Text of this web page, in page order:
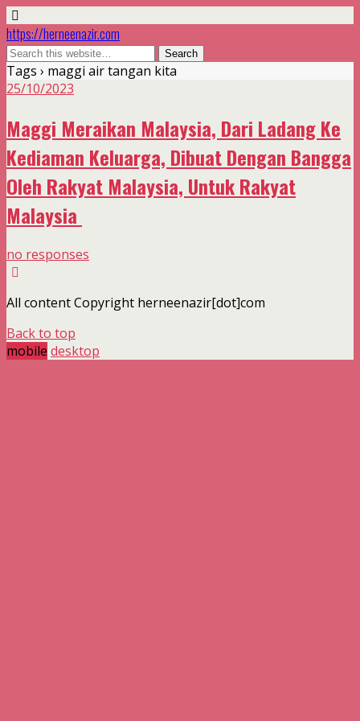
https://herneenazir.com
Tags › maggi air tangan kita
25/10/2023
Maggi Meraikan Malaysia, Dari Ladang Ke
Kediaman Keluarga, Dibuat Dengan Bangga
Oleh Rakyat Malaysia, Untuk Rakyat
Malaysia
no responses
All content Copyright herneenazir[dot]com
Back to top
mobile desktop